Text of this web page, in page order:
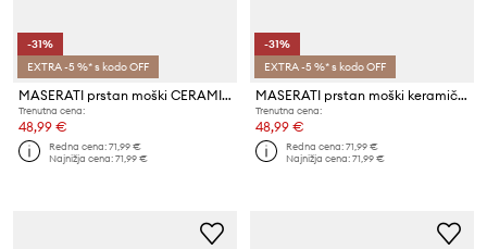
-31%
EXTRA -5 %* s kodo OFF
MASERATI prstan moški CERAMIC
Trenutna cena:
48,99 €
Redna cena:71,99 €
Najnižja cena:71,99 €
-31%
EXTRA -5 %* s kodo OFF
MASERATI prstan moški keramičen
Trenutna cena:
48,99 €
Redna cena:71,99 €
Najnižja cena:71,99 €